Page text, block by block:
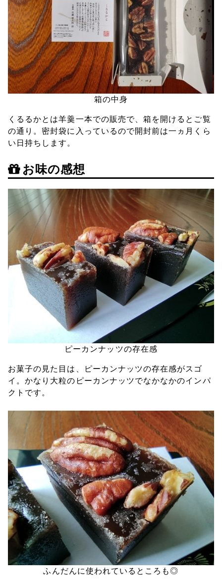
箱の中身
くるるかとは羊羹一本での販売で、箱を開けるとご覧
の通り。密封袋に入っているので開封前は一ヵ月くら
い日持ちします。
お味の感想
ピーカンナッツの存在感
お菓子の見た目は、ピーカンナッツの存在感がスゴ
イ。かなり大粒のピーカンナッツでなかなかのインパ
クトです。
ふんだんに使われているところも◎